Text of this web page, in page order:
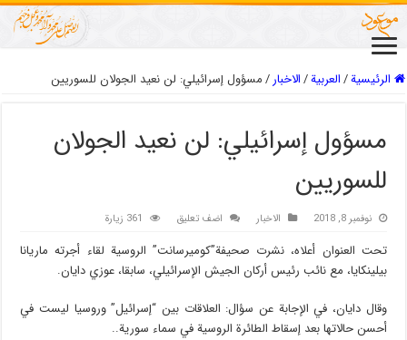
الرئيسية/العربیة/الاخبار/مسؤول إسرائيلي: لن نعيد الجولان للسوريين
مسؤول إسرائيلي: لن نعيد الجولان
للسوريين
نوفمبر 8, 2018 الاخبار اضف تعليق 361 زيارة
تحت العنوان أعلاه، نشرت صحيفة”كوميرسانت” الروسية لقاء أجرته ماريانا
بيلينكايا، مع نائب رئيس أركان الجيش الإسرائيلي، سابقا، عوزي دايان.
وقال دايان، في الإجابة عن سؤال: العلاقات بين “إسرائيل” وروسيا ليست في
أحسن حالاتها بعد إسقاط الطائرة الروسية في سماء سورية..